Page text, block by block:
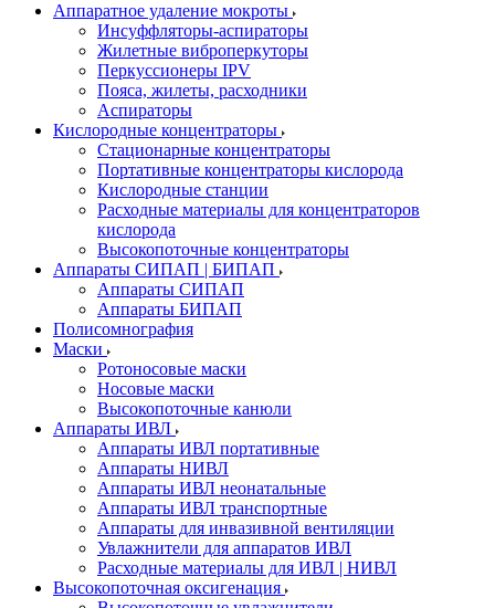
Аппаратное удаление мокроты
Инсуффляторы-аспираторы
Жилетные виброперкуторы
Перкуссионеры IPV
Пояса, жилеты, расходники
Аспираторы
Кислородные концентраторы
Стационарные концентраторы
Портативные концентраторы кислорода
Кислородные станции
Расходные материалы для концентраторов
кислорода
Высокопоточные концентраторы
Аппараты СИПАП | БИПАП
Аппараты СИПАП
Аппараты БИПАП
Полисомнография
Маски
Ротоносовые маски
Носовые маски
Высокопоточные канюли
Аппараты ИВЛ
Аппараты ИВЛ портативные
Аппараты НИВЛ
Аппараты ИВЛ неонатальные
Аппараты ИВЛ транспортные
Аппараты для инвазивной вентиляции
Увлажнители для аппаратов ИВЛ
Расходные материалы для ИВЛ | НИВЛ
Высокопоточная оксигенация